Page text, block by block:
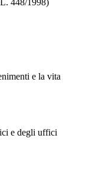
448/1998)
e la vita
e degli uffici